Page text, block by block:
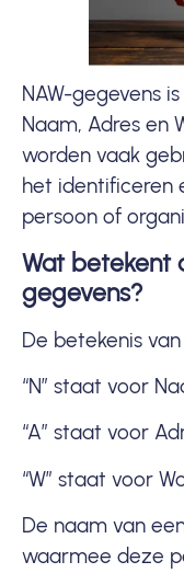
NAW-gegevens
Naam, Adres en
worden vaak
het identificeren
persoon of
Wat betekent
gegevens?
De betekenis
“N” staat voor
“A” staat voor
“W” staat voor
De naam van
waarmee deze